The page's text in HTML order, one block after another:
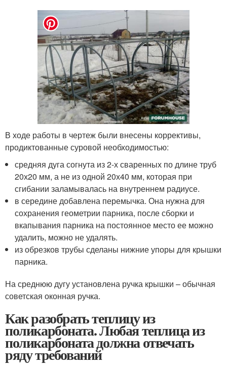
В ходе работы в чертеж были внесены коррективы,
продиктованные суровой необходимостью:
средняя дуга согнута из 2-х сваренных по длине труб
20х20 мм, а не из одной 20х40 мм, которая при
сгибании заламывалась на внутреннем радиусе.
в середине добавлена перемычка. Она нужна для
сохранения геометрии парника, после сборки и
вкапывания парника на постоянное место ее можно
удалить, можно не удалять.
из обрезков трубы сделаны нижние упоры для крышки
парника.
На среднюю дугу установлена ручка крышки – обычная
советская оконная ручка.
Как разобрать теплицу из
поликарбоната. Любая теплица из
поликарбоната должна отвечать
ряду требований